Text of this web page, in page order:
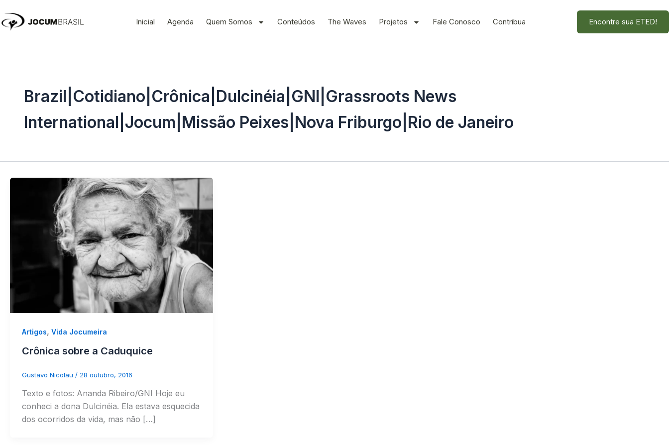
para
Inicial Agenda Quem Somos Conteúdos The Waves Projetos Fale Conosco Contribua Encontre sua ETED!
Brazil|Cotidiano|Crônica|Dulcinéia|GNI|Grassroots News
International|Jocum|Missão Peixes|Nova Friburgo|Rio de Janeiro
Artigos, Vida Jocumeira
Crônica sobre a Caduquice
Gustavo Nicolau / 28 outubro, 2016
Texto e fotos: Ananda Ribeiro/GNI Hoje eu
conheci a dona Dulcinéia. Ela estava esquecida
dos ocorridos da vida, mas não […]